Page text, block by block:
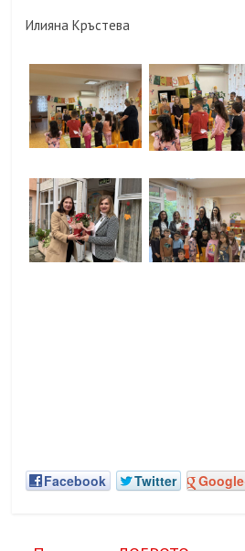
Илияна Кръстева
Facebook Twitter